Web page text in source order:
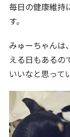
毎日の健康維持
す。
みゅーちゃんは
える日もあるの
いいなと思って